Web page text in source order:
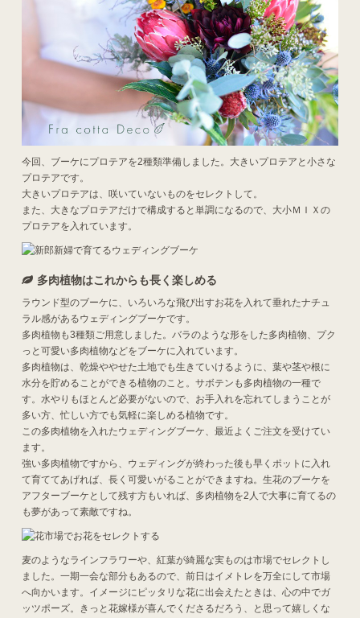
今回、ブーケにプロテアを2種類準備しました。大きいプロテアと小さな
プロテアです。
大きいプロテアは、咲いていないものをセレクトして。
また、大きなプロテアだけで構成すると単調になるので、大小ＭＩＸの
プロテアを入れています。
多肉植物はこれからも長く楽しめる
ラウンド型のブーケに、いろいろな飛び出すお花を入れて垂れたナチュ
ラル感があるウェディングブーケです。
多肉植物も3種類ご用意しました。バラのような形をした多肉植物、プク
っと可愛い多肉植物などをブーケに入れています。
多肉植物は、乾燥ややせた土地でも生きていけるように、葉や茎や根に
水分を貯めることができる植物のこと。サボテンも多肉植物の一種で
す。水やりもほとんど必要がないので、お手入れを忘れてしまうことが
多い方、忙しい方でも気軽に楽しめる植物です。
この多肉植物を入れたウェディングブーケ、最近よくご注文を受けてい
ます。
強い多肉植物ですから、ウェディングが終わった後も早くポットに入れ
て育ててあげれば、長く可愛いがることができますね。生花のブーケを
アフターブーケとして残す方もいれば、多肉植物を2人で大事に育てるの
も夢があって素敵ですね。
麦のようなラインフラワーや、紅葉が綺麗な実ものは市場でセレクトし
ました。一期一会な部分もあるので、前日はイメトレを万全にして市場
へ向かいます。イメージにピッタリな花に出会えたときは、心の中でガ
ッツポーズ。きっと花嫁様が喜んでくださるだろう、と思って嬉しくな